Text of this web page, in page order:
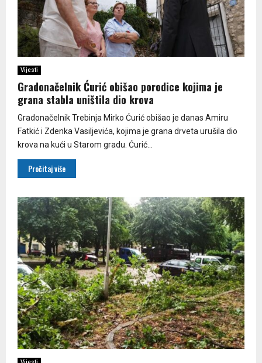
Vijesti
Gradonačelnik Ćurić obišao porodice kojima je
grana stabla uništila dio krova
Gradonačelnik Trebinja Mirko Ćurić obišao je danas Amiru
Fatkić i Zdenka Vasiljevića, kojima je grana drveta urušila dio
krova na kući u Starom gradu. Ćurić...
Pročitaj više